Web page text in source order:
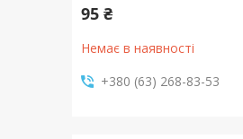
95 ₴
Немає в наявності
+380 (63) 268-83-53